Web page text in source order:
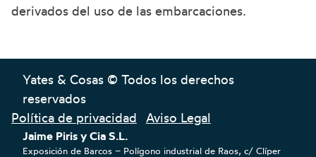
derivados del uso de las embarcaciones.
Yates & Cosas © Todos los derechos
reservados
Política de privacidad
Aviso Legal
Jaime Piris y Cia S.L.
Exposición de Barcos – Polígono industrial de Raos, c/ Clíper